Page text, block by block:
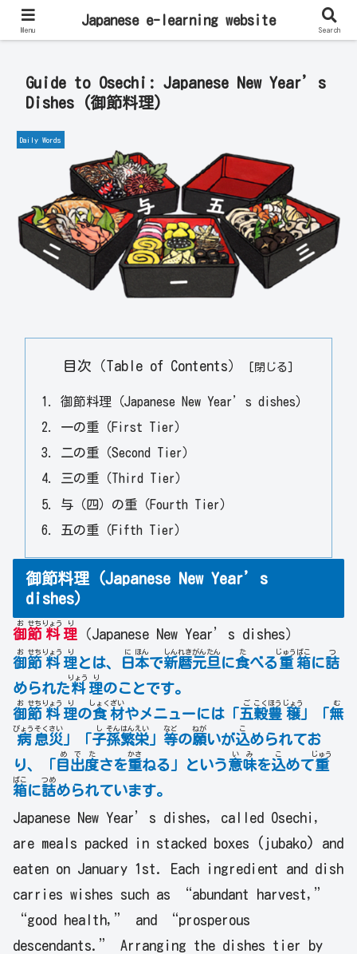
Learn Japanese Online | Private Lessons with Native Japanese Teachers!
Guide to Osechi: Japanese New Year’s
Dishes (御節料理)
Daily Words
目次（Table of Contents）
御節料理（Japanese New Year’s dishes）
一の重（First Tier）
二の重（Second Tier）
三の重（Third Tier）
与（四）の重（Fourth Tier）
五の重（Fifth Tier）
御節料理（Japanese New Year’s
dishes）
御
お
節
せち
料
りょう
理
り
（Japanese New Year’s dishes）
御
お
節
せち
料
りょう
理
り
とは、 日
に
本
ほん
で新
しん
暦
れき
元
がん
旦
たん
に食
た
べる 重
じゅう
箱
ばこ
に詰
つ
められた料
りょう
理
り
のことです。
御
お
節
せち
料
りょう
理
り
の食
しょく
材
ざい
やメニューには「五
ご
穀
こく
豊
ほう
穣
じょう
」「無
む
病
びょう
息
そく
災
さい
」「子
し
孫
そん
繁
はん
栄
えい
」 等
など
の願
ねが
いが込
こ
められてお
り、「目
め
出
で
度
た
さを重
かさ
ねる」という意
い
味
み
を込
こ
めて重
じゅう
箱
ばこ
に詰
つめ
められています。
Japanese New Year’s dishes, called Osechi,
are meals packed in stacked boxes (jubako) and
eaten on January 1st. Each ingredient and dish
carries wishes such as “abundant harvest,”
“good health,” and “prosperous
descendants.” Arranging the dishes tier by
Menu
Japanese e-learning website
Search